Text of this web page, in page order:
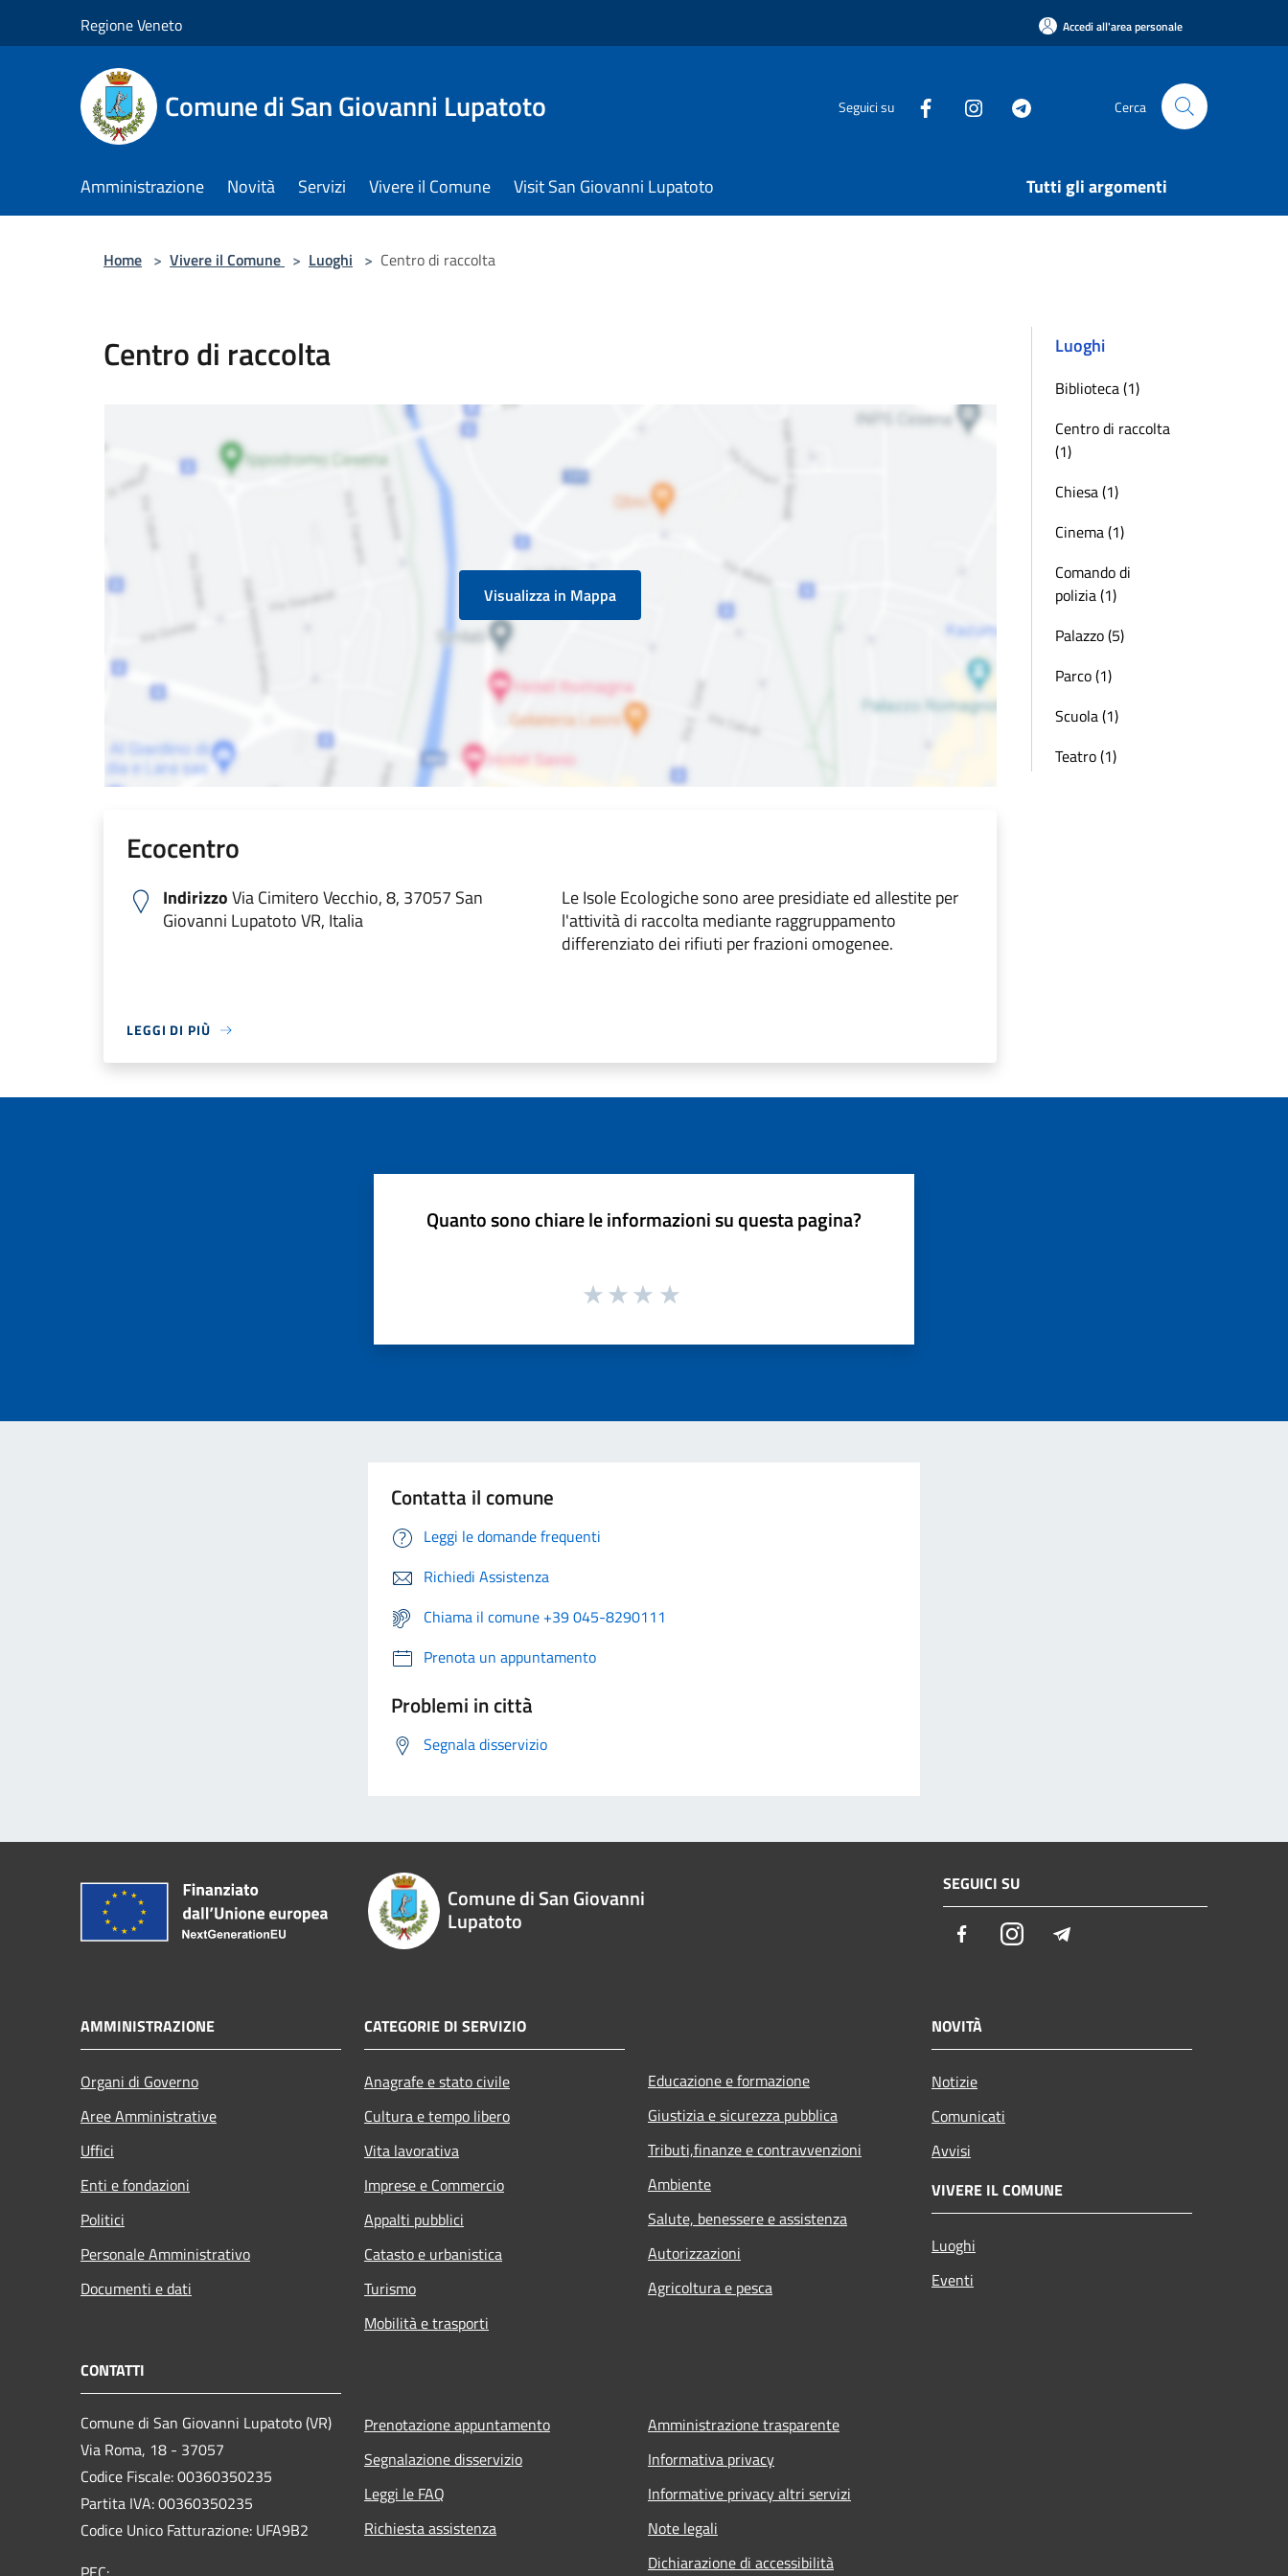
Regione Veneto Accedi all'area personale
Comune di San Giovanni Lupatoto Seguici su Cerca
Amministrazione Novità Servizi Vivere il Comune Visit San Giovanni Lupatoto Tutti gli argomenti
Home > Vivere il Comune > Luoghi > Centro di raccolta
Centro di raccolta
Visualizza in Mappa
Ecocentro
IndirizzoVia Cimitero Vecchio, 8, 37057 San
Giovanni Lupatoto VR, Italia
Le Isole Ecologiche sono aree presidiate ed allestite per
l'attività di raccolta mediante raggruppamento
differenziato dei rifiuti per frazioni omogenee.
LEGGI DI PIÙ
Luoghi
Biblioteca (1)
Centro di raccolta
(1)
Chiesa (1)
Cinema (1)
Comando di
polizia (1)
Palazzo (5)
Parco (1)
Scuola (1)
Teatro (1)
Quanto sono chiare le informazioni su questa pagina?
Contatta il comune
Leggi le domande frequenti
Richiedi Assistenza
Chiama il comune +39 045-8290111
Prenota un appuntamento
Problemi in città
Segnala disservizio
Comune di San Giovanni
Lupatoto
SEGUICI SU
FacebookInstagram
AMMINISTRAZIONE
Organi di Governo
Aree Amministrative
Uffici
Enti e fondazioni
Politici
Personale Amministrativo
Documenti e dati
CATEGORIE DI SERVIZIO
Anagrafe e stato civile
Cultura e tempo libero
Vita lavorativa
Imprese e Commercio
Appalti pubblici
Catasto e urbanistica
Turismo
Mobilità e trasporti
Educazione e formazione
Giustizia e sicurezza pubblica
Tributi,finanze e contravvenzioni
Ambiente
Salute, benessere e assistenza
Autorizzazioni
Agricoltura e pesca
NOVITÀ
Notizie
Comunicati
Avvisi
VIVERE IL COMUNE
Luoghi
Eventi
CONTATTI
Comune di San Giovanni Lupatoto (VR)
Via Roma, 18 - 37057
Codice Fiscale: 00360350235
Partita IVA: 00360350235
Codice Unico Fatturazione: UFA9B2
Prenotazione appuntamento
Segnalazione disservizio
Leggi le FAQ
Richiesta assistenza
Amministrazione trasparente
Informativa privacy
Informative privacy altri servizi
Note legali
Dichiarazione di accessibilità